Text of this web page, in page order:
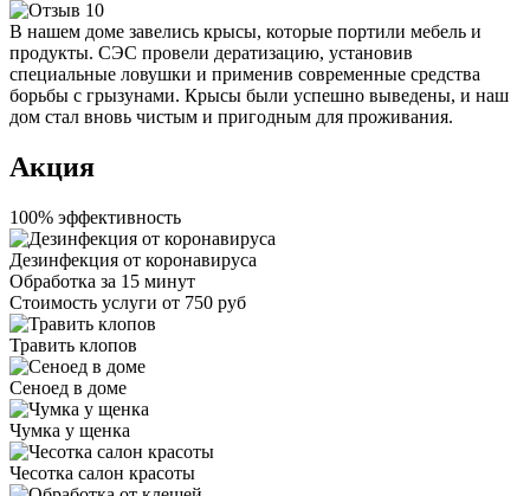
В нашем доме завелись крысы, которые портили мебель и
продукты. СЭС провели дератизацию, установив
специальные ловушки и применив современные средства
борьбы с грызунами. Крысы были успешно выведены, и наш
дом стал вновь чистым и пригодным для проживания.
Акция
100% эффективность
Дезинфекция от коронавируса
Обработка за 15 минут
Стоимость услуги от 750 руб
Травить клопов
Сеноед в доме
Чумка у щенка
Чесотка салон красоты